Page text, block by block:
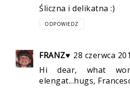
Śliczna i delikatna :)
ODPOWIEDZ
FRANZ♥ 28 czerwca
Hi dear, what
elengat...hugs,